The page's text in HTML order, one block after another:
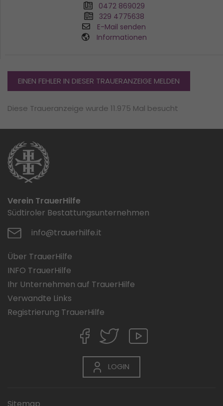
0472 869029
329 4775638
E-Mail senden
Informationen
EINEN FEHLER IN DIESER TRAUERANZEIGE MELDEN
Diese Traueranzeige wurde 11.975 Mal besucht
Verein TrauerHilfe
Südtiroler Bestattungsunternehmen
info@trauerhilfe.it
Über TrauerHilfe
INFO TrauerHilfe
Ihr Unternehmen auf TrauerHilfe
Verwandte Links
Registrierung TrauerHilfe
LOGIN
Sitemap